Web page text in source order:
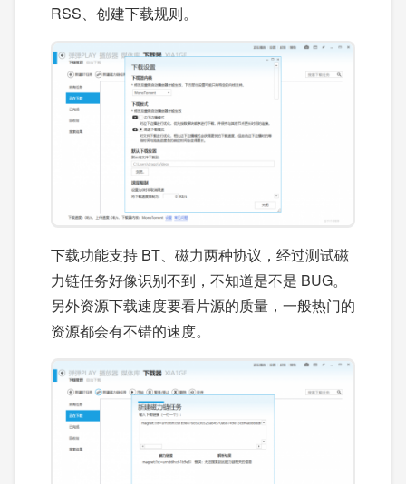
RSS、创建下载规则。
下载功能支持 BT、磁力两种协议，经过测试磁
力链任务好像识别不到，不知道是不是 BUG。
另外资源下载速度要看片源的质量，一般热门的
资源都会有不错的速度。